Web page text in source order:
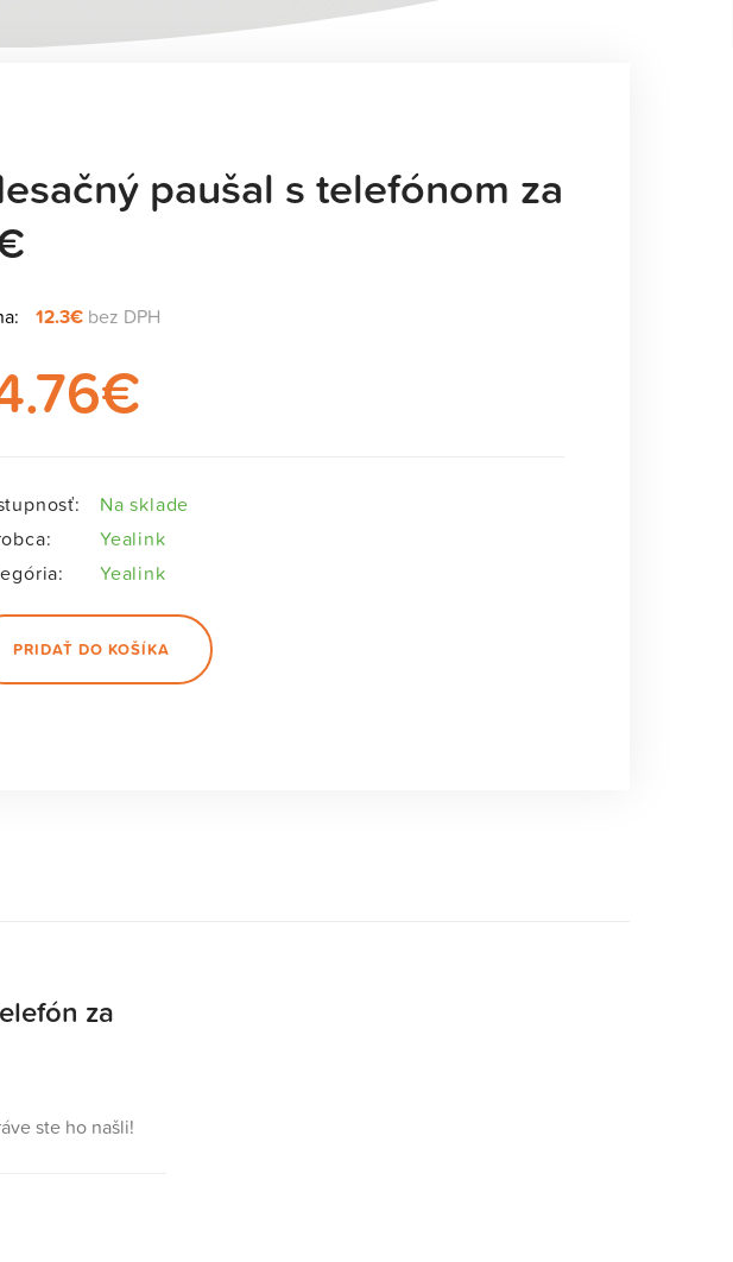
pridaný do košíka. Zobraziť košík
paušal s telefónom za
12.3€ bez DPH
€
Na sklade
Yealink
Yealink
PRIDAŤ DO KOŠÍKA
za
ste ho našli!